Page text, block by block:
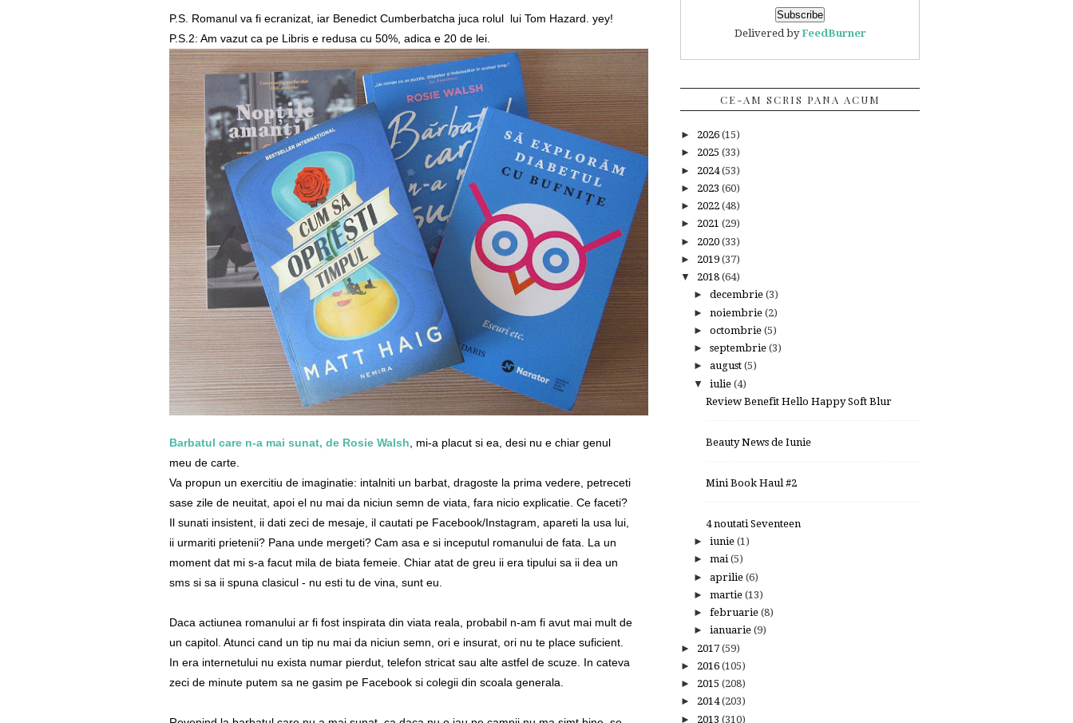
P.S. Romanul va fi ecranizat, iar Benedict Cumberbatcha juca rolul lui Tom Hazard. yey!
P.S.2: Am vazut ca pe Libris e redusa cu 50%, adica e 20 de lei.
Barbatul care n-a mai sunat, de Rosie Walsh , mi-a placut si ea, desi nu e chiar genul
meu de carte.
Va propun un exercitiu de imaginatie: intalniti un barbat, dragoste la prima vedere, petreceti
sase zile de neuitat, apoi el nu mai da niciun semn de viata, fara nicio explicatie. Ce faceti?
Il sunati insistent, ii dati zeci de mesaje, il cautati pe Facebook/Instagram, apareti la usa lui,
ii urmariti prietenii? Pana unde mergeti? Cam asa e si inceputul romanului de fata. La un
moment dat mi s-a facut mila de biata femeie. Chiar atat de greu ii era tipului sa ii dea un
sms si sa ii spuna clasicul - nu esti tu de vina, sunt eu.
Daca actiunea romanului ar fi fost inspirata din viata reala, probabil n-am fi avut mai mult de
un capitol. Atunci cand un tip nu mai da niciun semn, ori e insurat, ori nu te place suficient.
In era internetului nu exista numar pierdut, telefon stricat sau alte astfel de scuze. In cateva
zeci de minute putem sa ne gasim pe Facebook si colegii din scoala generala.
Delivered byFeedBurner
CE-AM SCRIS PANA ACUM
► 2026 (15)
► 2025 (33)
► 2024(53)
► 2023 (60)
► 2022 (48)
► 2021 (29)
► 2020 (33)
► 2019 (37)
▼ 2018 (64)
► decembrie (3)
► noiembrie (2)
► octombrie (5)
► septembrie (3)
► august (5)
▼ iulie (4)
Review Benefit Hello Happy Soft Blur
Beauty News de Iunie
Mini Book Haul #2
4 noutati Seventeen
► iunie (1)
► mai(5)
► aprilie (6)
► martie (13)
► februarie (8)
► ianuarie (9)
► 2017 (59)
► 2016 (105)
► 2015 (208)
► 2014(203)
► 2013 (310)